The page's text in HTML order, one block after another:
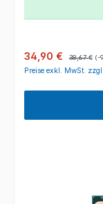
Verkaufspreis:
34,90 € 38,67 € (-
Preise exkl. MwSt.